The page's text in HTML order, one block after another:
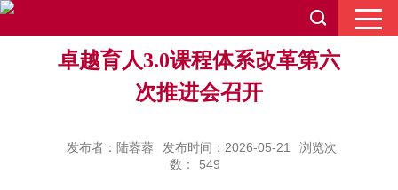
卓越育人3.0课程体系改革第六
次推进会召开
发布者：陆蓉蓉 发布时间：2026-05-21
浏览次
数：
549